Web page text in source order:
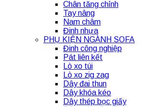
Chân tăng chỉnh
Tay nâng
Nam châm
Đinh nhựa
PHỤ KIỆN NGÀNH SOFA
Đinh công nghiệp
Pát liên kết
Lò xo túi
Lò xo zig zag
Dây đai thun
Dây khóa kéo
Dây thép bọc giấy